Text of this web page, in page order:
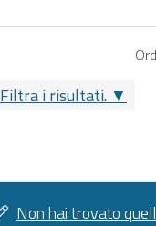
Filtra i risultati.
Non hai trovato